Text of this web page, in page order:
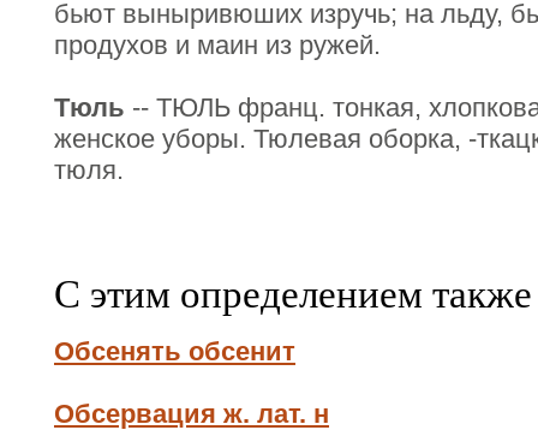
бьют выныривюших изручь; на льду,
продухов и маин из ружей.
Тюль -- ТЮЛЬ франц. тонкая,
женское уборы. Тюлевая оборка, -
тюля.
С этим определением
Обсенять обсенит
Обсервация ж. лат. н